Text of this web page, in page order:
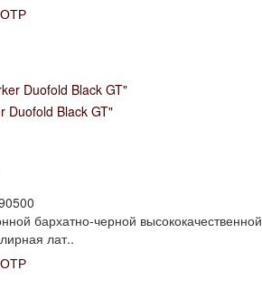
Duofold Black GT"
бархатно-черной высококачественной
лат..